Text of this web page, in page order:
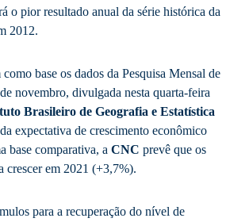
o pior resultado anual da série histórica da
2012.
base os dados da Pesquisa Mensal de
novembro, divulgada nesta quarta-feira
Brasileiro de Geografia e Estatística
expectativa de crescimento econômico
base comparativa, a CNC prevê que os
crescer em 2021 (+3,7%).
para a recuperação do nível de